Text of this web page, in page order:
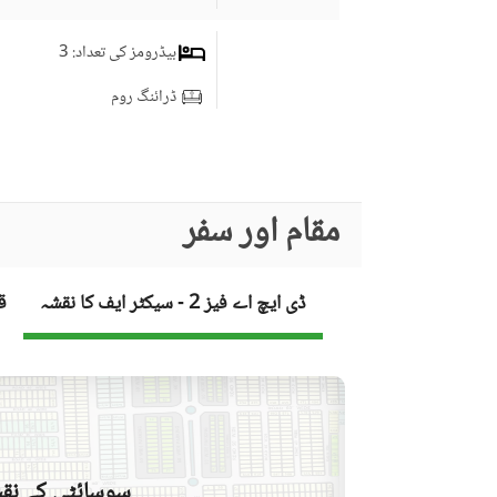
بیڈرومز کی تعداد: 3
ڈرائنگ روم
کاروبار اور مواصلات
برانڈ بینڈ انٹرنیٹ تک رسائی
دیگر کاروباری اور مواصلات
کمیونٹی خصوصیات
کمیونٹی لان یا گارڈن
فرسٹ ایڈ یا میڈیکل سنٹر
مقام اور سفر
ڈی ایچ اے فیز 2 - سیکٹر ایف کا نقشہ